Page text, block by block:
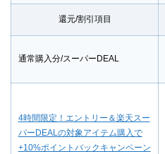
還元/割引項目
通常購入分/スーパーDEAL
4時間限定！エントリー＆楽天スー
パーDEALの対象アイテム購入で
+10%ポイントバックキャンペーン